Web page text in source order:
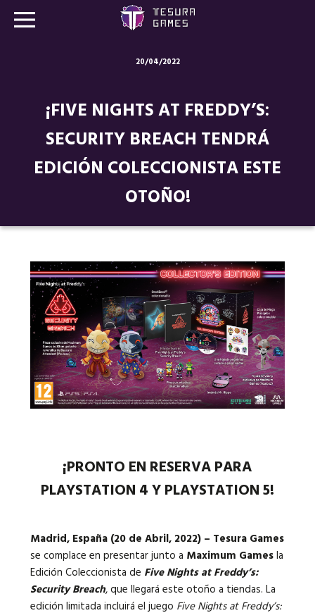
20/04/2022
¡FIVE NIGHTS AT FREDDY’S:
SECURITY BREACH TENDRÁ
EDICIÓN COLECCIONISTA ESTE
OTOÑO!
¡PRONTO EN RESERVA PARA
PLAYSTATION 4 Y PLAYSTATION 5!
Madrid, España (20 de Abril, 2022) – Tesura Games
se complace en presentar junto a Maximum Gamesla
Edición Coleccionista de Five Nights at Freddy’s:
Security Breach, que llegará este otoño a tiendas. La
edición limitada incluirá el juego Five Nights at Freddy’s:
Store
Blog
Sobre nosotros
Nuestras redes:
Idiomas: